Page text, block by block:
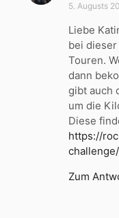
5. Augusts
Liebe
bei
Touren.
dann
gibt auch
um die
Diese
https://
Zum